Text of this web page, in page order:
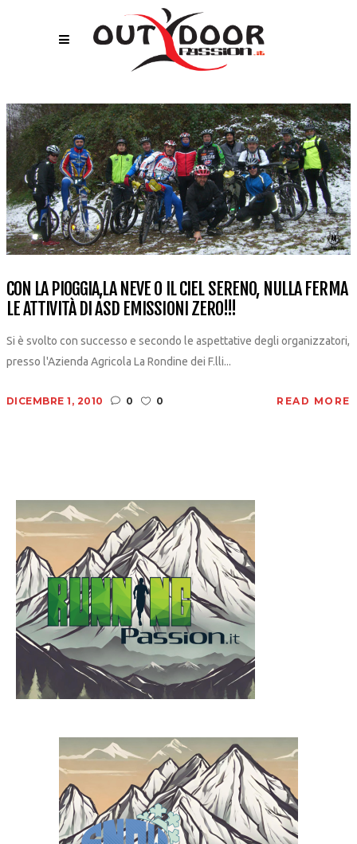
CON LA PIOGGIA,LA NEVE O IL CIEL SERENO, NULLA FERMA
LE ATTIVITÀ DI ASD EMISSIONI ZERO!!!
Si è svolto con successo e secondo le aspettative degli organizzatori,
presso l'Azienda Agricola La Rondine dei F.lli...
DICEMBRE 1, 2010 0 0 READ MORE